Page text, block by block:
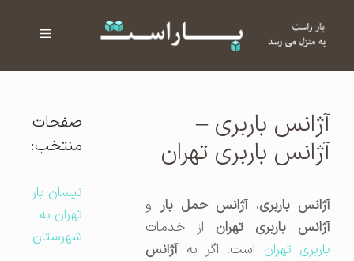
فهرست
آژانس باربری –
آژانس باربری تهران
آژانس باربری،آژانس حمل بارو
آژانس باربری تهراناز خدمات
باربری تهراناست. اگر به آژانس
صفحات
منتخب:
نیسان بار
تهران به
شهرستان